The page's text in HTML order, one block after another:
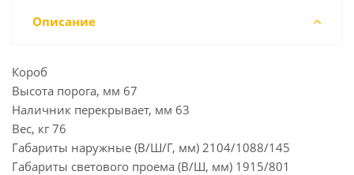
Описание
Короб
Высота порога, мм 67
Наличник перекрывает, мм 63
Вес, кг 76
Габариты наружные (В/Ш/Г, мм) 2104/1088/145
Габариты светового проема (В/Ш, мм) 1915/801